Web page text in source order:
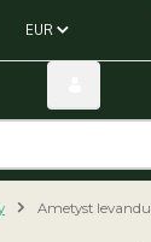
EUR
Ametyst